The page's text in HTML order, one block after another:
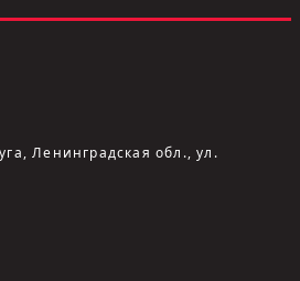
Ленинградская обл., ул.